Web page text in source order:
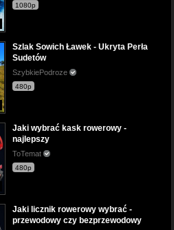
1080p
Szlak Sowich Ławek - Ukryta Perła
Sudetów
SzybkiePodroze
480p
Jaki wybrać kask rowerowy -
najlepszy
ToTemat
480p
Jaki licznik rowerowy wybrać -
przewodowy czy bezprzewodowy